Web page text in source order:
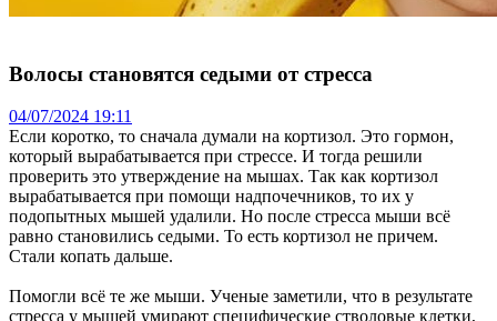
Волосы становятся седыми от стресса
04/07/2024 19:11
Если коротко, то сначала думали на кортизол. Это гормон,
который вырабатывается при стрессе. И тогда решили
проверить это утверждение на мышах. Так как кортизол
вырабатывается при помощи надпочечников, то их у
подопытных мышей удалили. Но после стресса мыши всё
равно становились седыми. То есть кортизол не причем.
Стали копать дальше.
Помогли всё те же мыши. Ученые заметили, что в результате
стресса у мышей умирают специфические стволовые клетки,